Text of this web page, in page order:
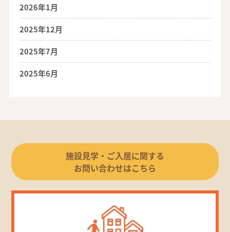
2026年1月
2025年12月
2025年7月
2025年6月
施設見学・ご入居に関する
お問い合わせはこちら